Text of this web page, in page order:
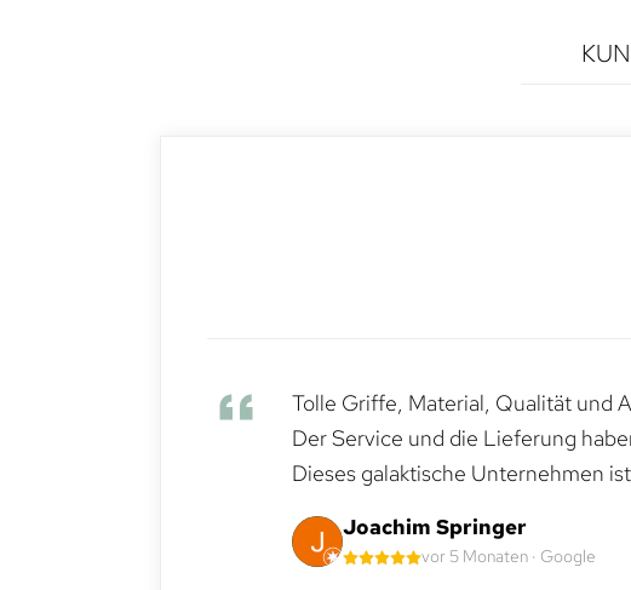
Tolle Griffe, Material, Qualität und
Der Service und die Lieferung
Dieses galaktische Unternehmen
Joachim Springer
vor 5 Monaten · Google